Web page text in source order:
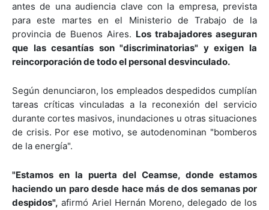
antes de una audiencia clave con la empresa, prevista
para este martes en el Ministerio de Trabajo de la
provincia de Buenos Aires. Los trabajadores aseguran
que las cesantías son "discriminatorias" y exigen la
reincorporación de todo el personal desvinculado.
Según denunciaron, los empleados despedidos cumplían
tareas críticas vinculadas a la reconexión del servicio
durante cortes masivos, inundaciones u otras situaciones
de crisis. Por ese motivo, se autodenominan "bomberos
de la energía".
"Estamos en la puerta del Ceamse, donde estamos
haciendo un paro desde hace más de dos semanas por
despidos", afirmó Ariel Hernán Moreno, delegado de los